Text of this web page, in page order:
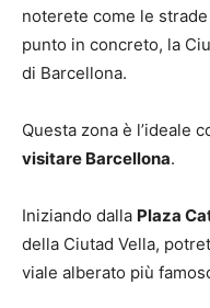
noterete come le
punto in concreto, la
di Barcellona.
Questa zona è l’ideale
visitare Barcellona.
Iniziando dalla Plaza
della Ciutad Vella,
viale alberato più